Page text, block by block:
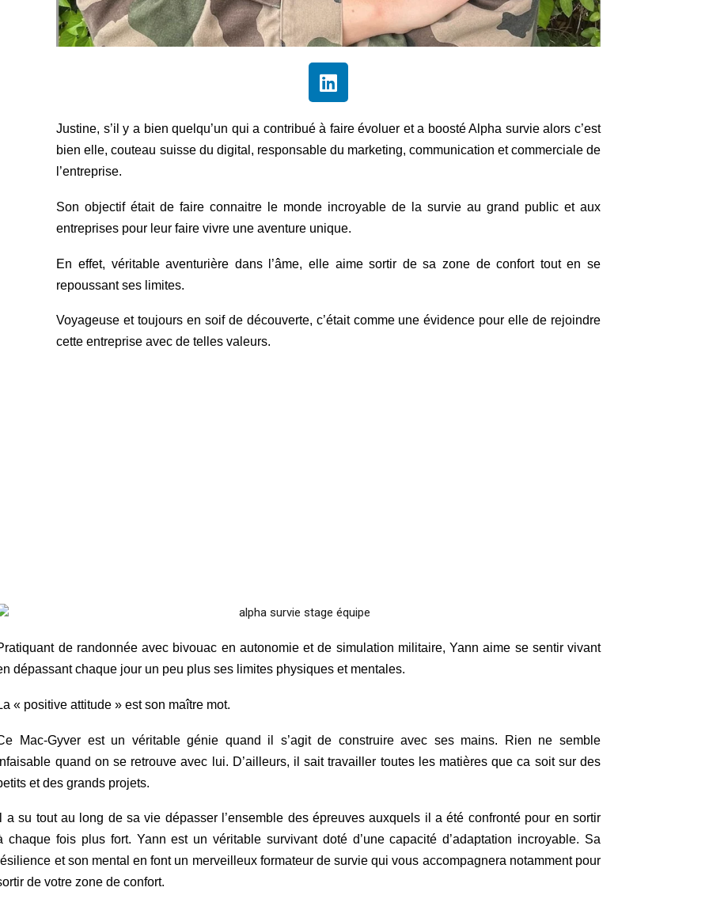
Justine, s’il y a bien quelqu’un qui a contribué à faire évoluer et a boosté Alpha survie alors c’est
bien elle, couteau suisse du digital, responsable du marketing, communication et commerciale de
l’entreprise.
Son objectif était de faire connaitre le monde incroyable de la survie au grand public et aux
entreprises pour leur faire vivre une aventure unique.
En effet, véritable aventurière dans l’âme, elle aime sortir de sa zone de confort tout en se
repoussant ses limites.
Voyageuse et toujours en soif de découverte, c’était comme une évidence pour elle de rejoindre
cette entreprise avec de telles valeurs.
de randonnée avec bivouac en autonomie et de simulation militaire, Yann aime se sentir vivant
dépassant chaque jour un peu plus ses limites physiques et mentales.
« positive attitude » est son maître mot.
Mac-Gyver est un véritable génie quand il s’agit de construire avec ses mains. Rien ne semble
quand on se retrouve avec lui. D’ailleurs, il sait travailler toutes les matières que ca soitsur des
et des grands projets.
a su tout au long de sa vie dépasser l’ensemble des épreuvesauxquels il a été confronté pour en sortir
chaque fois plus fort. Yann est un véritable survivantdoté d’une capacité d’adaptation incroyable. Sa
et son mental en font un merveilleuxformateur de survie qui vous accompagnera notamment pour
de votre zone de confort.